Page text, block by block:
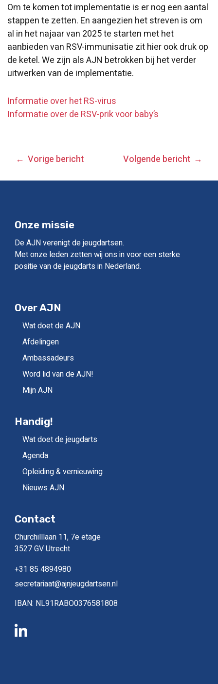
Om te komen tot implementatie is er nog een aantal
stappen te zetten. En aangezien het streven is om
al in het najaar van 2025 te starten met het
aanbieden van RSV-immunisatie zit hier ook druk op
de ketel. We zijn als AJN betrokken bij het verder
uitwerken van de implementatie.
Informatie over het RS-virus
Informatie over de RSV-prik voor baby’s
BERICHT
NAVIGATIE
Vorige bericht Volgende bericht
Onze missie
De AJN verenigt de jeugdartsen.
Met onze leden zetten wij ons in voor een sterke
positie van de jeugdarts in Nederland.
Over AJN
Wat doet de AJN
Afdelingen
Ambassadeurs
Word lid van de AJN!
Mijn AJN
Handig!
Wat doet de jeugdarts
Agenda
Opleiding & vernieuwing
Nieuws AJN
Contact
Churchilllaan 11, 7e etage
3527 GV Utrecht
+31 85 4894980
secretariaat@ajnjeugdartsen.nl
IBAN: NL91RABO0376581808